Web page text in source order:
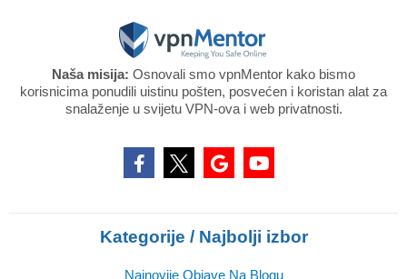
Naša misija: Osnovali smo vpnMentor kako bismo
korisnicima ponudili uistinu pošten, posvećen i koristan alat za
snalaženje u svijetu VPN-ova i web privatnosti.
Kategorije / Najbolji izbor
Najnovije Objave Na Blogu